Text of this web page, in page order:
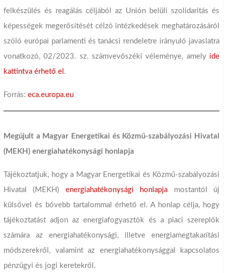
felkészülés és reagálás céljából az Unión belüli szolidaritás és
képességek megerősítését célzó intézkedések meghatározásáról
szóló európai parlamenti és tanácsi rendeletre irányuló javaslatra
vonatkozó, 02/2023. sz. számvevőszéki véleménye, amely ide
kattintva érhető el .
Forrás: eca.europa.eu
Megújult a Magyar Energetikai és Közmű-szabályozási Hivatal
(MEKH) energiahatékonysági honlapja
Tájékoztatjuk, hogy a Magyar Energetikai és Közmű-szabályozási
Hivatal (MEKH) energiahatékonysági honlapja mostantól új
külsővel és bővebb tartalommal érhető el. A honlap célja, hogy
tájékoztatást adjon az energiafogyasztók és a piaci szereplők
számára az energiahatékonysági, illetve energiamegtakarítási
módszerekről, valamint az energiahatékonysággal kapcsolatos
pénzügyi és jogi keretekről.